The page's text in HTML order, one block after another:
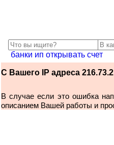
банки ип открывать счет
С Вашего IP адреса
В случае если это ошибка
описанием Вашей работы и